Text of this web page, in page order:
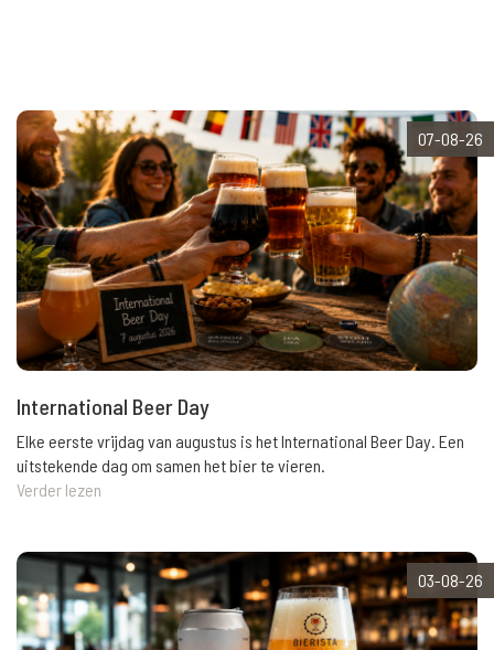
07-08-26
International Beer Day
Elke eerste vrijdag van augustus is het International Beer Day. Een
uitstekende dag om samen het bier te vieren.
Verder lezen
03-08-26